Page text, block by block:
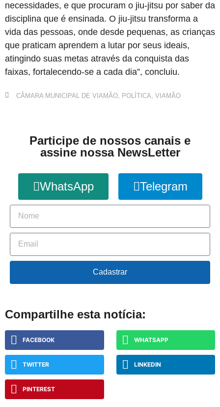
necessidades, e que procuram o jiu-jitsu por saber da
disciplina que é ensinada. O jiu-jitsu transforma a
vida das pessoas, onde desde pequenas, as crianças
que praticam aprendem a lutar por seus ideais,
atingindo suas metas através da conquista das
faixas, fortalecendo-se a cada dia”, concluiu.
CÂMARA MUNICIPAL DE VIAMÃO POLÍTICA VIAMÃO
Participe de nossos canais e
assine nossa NewsLetter
WhatsApp Telegram
Cadastrar
Compartilhe esta notícia:
FACEBOOK WHATSAPP
TWITTER LINKEDIN
PINTEREST